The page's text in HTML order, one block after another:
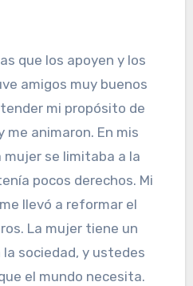
que los apoyen y los
amigos muy buenos
mi propósito de
me animaron. En mis
mujer se limitaba a la
pocos derechos. Mi
llevó a reformar el
La mujer tiene un
sociedad, y ustedes
el mundo necesita.